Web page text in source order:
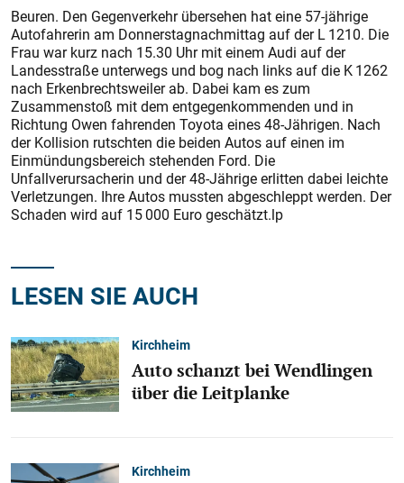
Beuren. Den Gegenverkehr übersehen hat eine 57-jährige
Autofahrerin am Donnerstagnachmittag auf der L 1210. Die
Frau war kurz nach 15.30 Uhr mit einem Audi auf der
Landesstraße unterwegs und bog nach links auf die K 1262
nach Erkenbrechtsweiler ab. Dabei kam es zum
Zusammenstoß mit dem entgegenkommenden und in
Richtung Owen fahrenden Toyota eines 48-Jährigen. Nach
der Kollision rutschten die beiden Autos auf einen im
Einmündungsbereich stehenden Ford. Die
Unfallverursacherin und der 48-Jährige erlitten dabei leichte
Verletzungen. Ihre Autos mussten abgeschleppt werden. Der
Schaden wird auf 15 000 Euro geschätzt.lp
LESEN SIE AUCH
Kirchheim
Auto schanzt bei Wendlingen
über die Leitplanke
Kirchheim